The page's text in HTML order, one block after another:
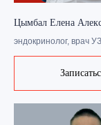
Цымбал Елена
эндокринолог, врач